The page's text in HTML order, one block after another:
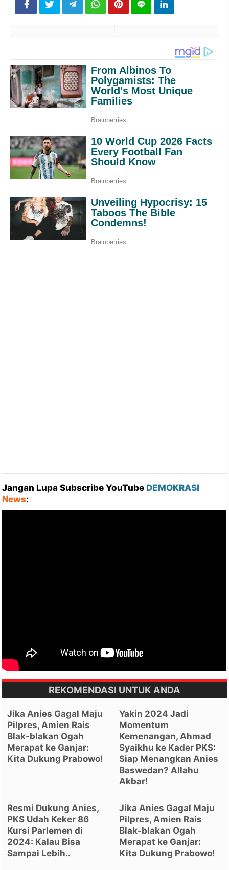
Jangan Lupa Subscribe YouTube DEMOKRASI
News:
REKOMENDASI UNTUK ANDA
Jika Anies Gagal Maju
Pilpres, Amien Rais
Blak-blakan Ogah
Merapat ke Ganjar:
Kita Dukung Prabowo!
Yakin 2024 Jadi
Momentum
Kemenangan, Ahmad
Syaikhu ke Kader PKS:
Siap Menangkan Anies
Baswedan? Allahu
Akbar!
Resmi Dukung Anies,
PKS Udah Keker 86
Kursi Parlemen di
2024: Kalau Bisa
Sampai Lebih..
Jika Anies Gagal Maju
Pilpres, Amien Rais
Blak-blakan Ogah
Merapat ke Ganjar:
Kita Dukung Prabowo!